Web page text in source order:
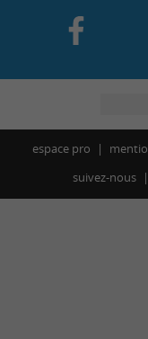
espace pro
suivez-nous